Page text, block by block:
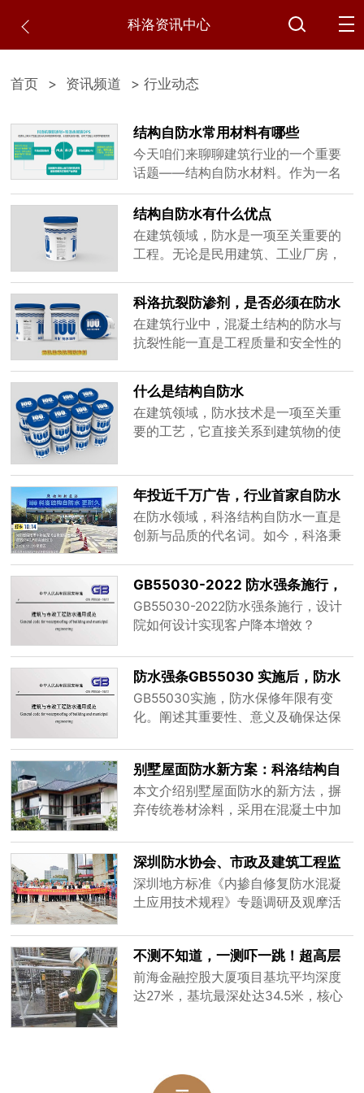
科洛资讯中心
首页 > 资讯频道 > 行业动态
结构自防水常用材料有哪些
今天咱们来聊聊建筑行业的一个重要
话题——结构自防水材料。作为一名
专注于建筑防水材料的厂家，我发现
很多朋友对"结构自防水"这个概念还比
较陌生，甚至有人以为防水就是简单
地刷层涂料或者铺层卷材。其实不
然，结构自防水是一种全新的防水理
念，它让混凝土结构本身就能防水，
听起来很神奇吧?咱们一起来揭开它的
神秘面纱。
结构自防水有什么优点
在建筑领域，防水是一项至关重要的
工程。无论是民用建筑、工业厂房，
性能都直接关系到建筑物的使用寿命
和安全性。传统的防水方法多采用附
加防水材料层，如防水卷材、涂料
等，但这些方法存在施工复杂、易老
自防水作为一种新型的防水理念，逐
渐受到业......
科洛抗裂防渗剂，是否必须在防水
混凝土的基础上添加？
在建筑行业中，混凝土结构的防水与
抗裂性能一直是工程质量和安全性的
型材料的研发，科洛抗裂防渗剂作为
一种创新的建筑材料添加剂，逐渐在
建筑防水领域崭露头角。然而，关于
科洛抗裂防渗剂是否必须在防水混凝
泛的讨论。本文将从科洛抗裂防渗剂
的工作......
什么是结构自防水
在建筑领域，防水技术是一项至关重
要的工艺，它直接关系到建筑物的使
防水技术也在不断发展，其中结构自
防水作为一种新型、高效的防水方
式，逐渐受到业界的广泛关注和应
用。那么，什么是结构自防水呢？本
文将从定义、原理、优势及应用等方
面进行详细......
年投近千万广告，行业首家自防水
品牌布局全国
在防水领域，科洛结构自防水一直是
创新与品质的代名词。如今，科洛秉
步。
GB55030-2022 防水强条施行，
设计院如何设计实现客户降本增
效？
GB55030-2022防水强条施行，设计
院如何设计实现客户降本增效？
防水强条GB55030 实施后，防水
保修年限知多少？
GB55030实施，防水保修年限有变
化。阐述其重要性、意义及确保达保
战。
别墅屋面防水新方案：科洛结构自
防水，耐久又省钱
本文介绍别墅屋面防水的新方法，摒
弃传统卷材涂料，采用在混凝土中加
水方式，材料无机不会老化，与混凝
土寿命一体，耐久且省钱。
深圳防水协会、市政及建筑工程监
督总站、专家30余人观摩科洛防水
案例
深圳地方标准《内掺自修复防水混凝
土应用技术规程》专题调研及观摩活
构自防水技术（深圳）有限公司承
办。
不测不知道，一测吓一跳！超高层
金控大厦底板厚 2-8 米，科洛抗裂
剂测温数据
前海金融控股大厦项目基坑平均深度
达27米，基坑最深处达34.5米，核心
点，设计的C45P12对抗裂防渗要求极
高；前期搅拌站适配测试科洛无机纳